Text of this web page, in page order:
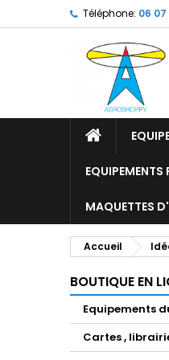
Téléphone: 06 07
MAQUETTES
Accueil
BOUTIQUE EN
Equipements
Cartes ,